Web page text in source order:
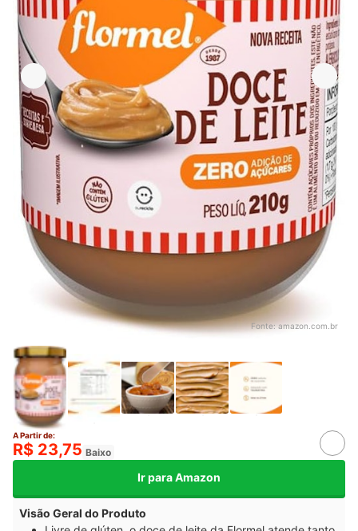
Fonte:amazon.com.br
A Partir de:
R$ 23,75 Baixo
Ir para Amazon
Visão Geral do Produto